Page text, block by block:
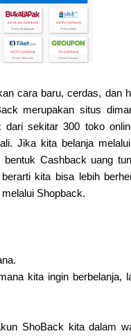
cara baru, cerdas, dan
merupakan situs
dari sekitar 300 toko
Jika kita belanja
Cashback uang
kita bisa lebih
Shopback.
kita ingin berbelanja,
ShoBack kita dalam